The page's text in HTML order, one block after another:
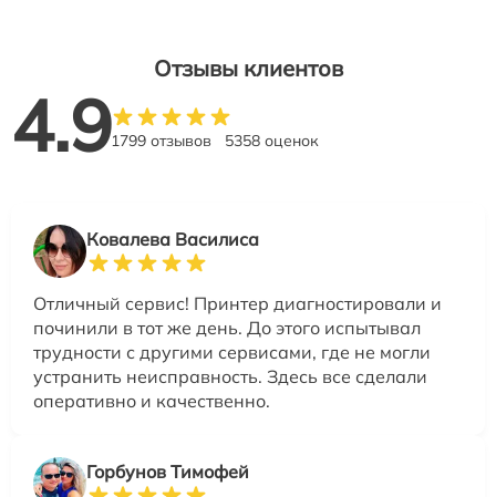
Отзывы клиентов
4.91799 отзывов 5358 оценок
Ковалева Василиса
Отличный сервис! Принтер диагностировали и
починили в тот же день. До этого испытывал
трудности с другими сервисами, где не могли
устранить неисправность. Здесь все сделали
оперативно и качественно.
Горбунов Тимофей